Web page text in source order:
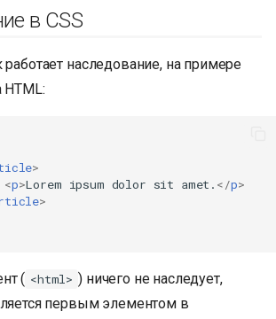
в CSS
наследование, на примере
HTML:
>
<p>Lorem ipsum dolor sit amet. </p>
>
( <html> ) ничего не наследует,
первым элементом в